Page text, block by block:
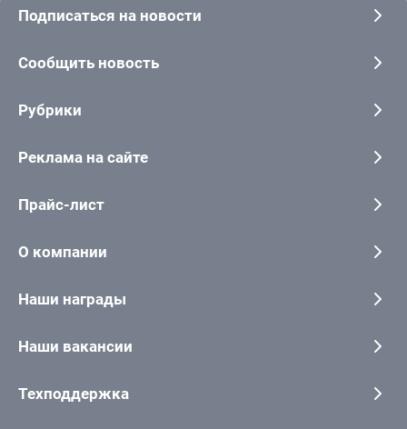
Подписаться на новости
Сообщить новость
Рубрики
Реклама на сайте
Прайс-лист
О компании
Наши награды
Наши вакансии
Техподдержка